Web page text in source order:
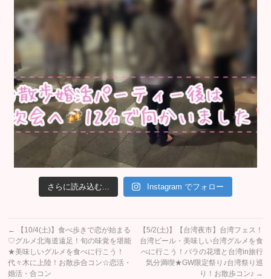
さらに読み込む... Instagram でフォロー
←
【10/4(土)】食べ歩きで恋が始まる
♡グルメ北海道遠足！旬の味覚を堪能
★美味しいグルメを食べに行こう！
代々木に上陸！お散歩合コン☆恋活・
婚活・合コン
【5/2(土)】【台湾夜市】台湾フェス！
台湾ビール・美味しい台湾グルメを食
べに行こう！バラの花壇と台湾in旅行
気分満喫★GW限定祭り♪台湾祭り巡
り！お散歩コン♪ →